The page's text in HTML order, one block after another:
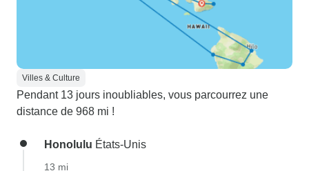
Villes & Culture
Pendant 13 jours inoubliables, vous parcourrez une
distance de 968 mi !
Honolulu États-Unis
13 mi